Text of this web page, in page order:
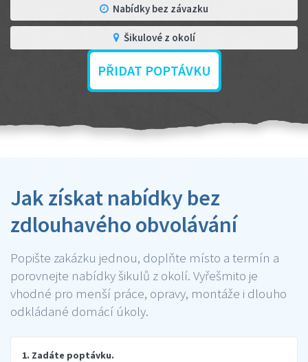
Nabídky bez závazku
Šikulové z okolí
PŘIDAT POPTÁVKU
Jak získat nabídky bez
zdlouhavého obvolávání
Popište zakázku jednou, doplňte místo a termín a
porovnejte nabídky šikulů z okolí. Vyřešmito je
vhodné pro menší práce, opravy, montáže i dlouho
odkládané domácí úkoly.
1. Zadáte poptávku.